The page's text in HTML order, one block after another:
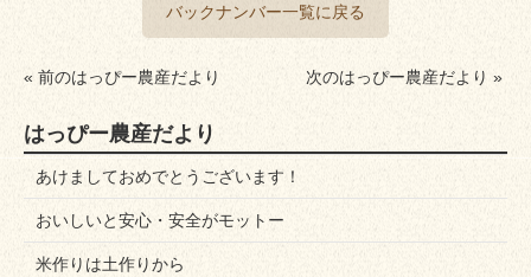
バックナンバー一覧に戻る
« 前のはっぴー農産だより 次のはっぴー農産だより »
はっぴー農産だより
あけましておめでとうございます！
おいしいと安心・安全がモットー
米作りは土作りから